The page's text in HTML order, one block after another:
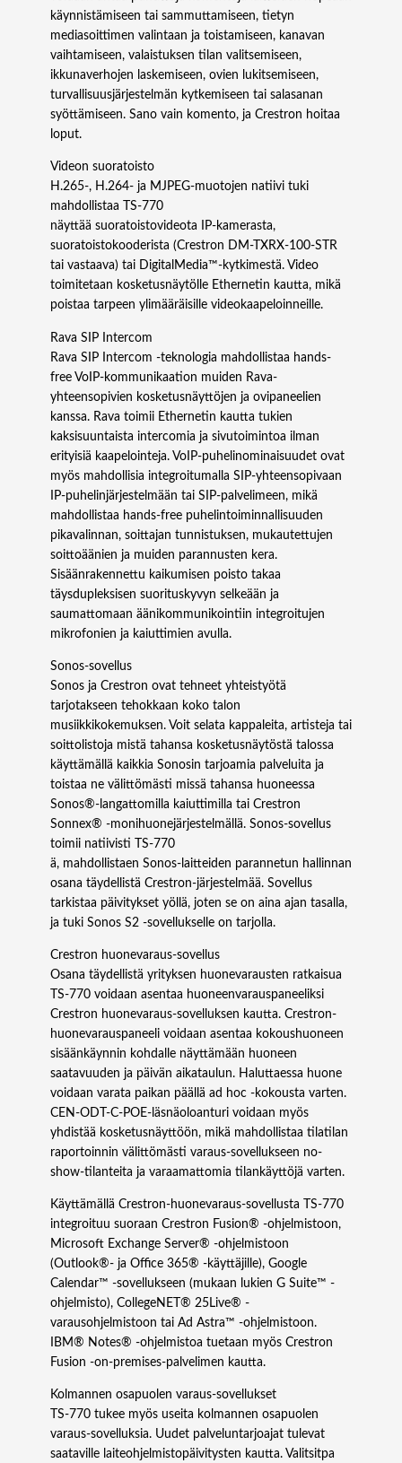
käynnistämiseen tai sammuttamiseen, tietyn
mediasoittimen valintaan ja toistamiseen, kanavan
vaihtamiseen, valaistuksen tilan valitsemiseen,
ikkunaverhojen laskemiseen, ovien lukitsemiseen,
turvallisuusjärjestelmän kytkemiseen tai salasanan
syöttämiseen. Sano vain komento, ja Crestron hoitaa
loput.
Videon suoratoisto
H.265-, H.264- ja MJPEG-muotojen natiivi tuki
mahdollistaa TS‑770
näyttää suoratoistovideota IP-kamerasta,
suoratoistokooderista (Crestron DM‑TXRX‑100‑STR
tai vastaava) tai DigitalMedia™-kytkimestä. Video
toimitetaan kosketusnäytölle Ethernetin kautta, mikä
poistaa tarpeen ylimääräisille videokaapeloinneille.
Rava SIP Intercom
Rava SIP Intercom -teknologia mahdollistaa hands-
free VoIP-kommunikaation muiden Rava-
yhteensopivien kosketusnäyttöjen ja ovipaneelien
kanssa. Rava toimii Ethernetin kautta tukien
kaksisuuntaista intercomia ja sivutoimintoa ilman
erityisiä kaapelointeja. VoIP-puhelinominaisuudet ovat
myös mahdollisia integroitumalla SIP-yhteensopivaan
IP-puhelinjärjestelmään tai SIP-palvelimeen, mikä
mahdollistaa hands-free puhelintoiminnallisuuden
pikavalinnan, soittajan tunnistuksen, mukautettujen
soittoäänien ja muiden parannusten kera.
Sisäänrakennettu kaikumisen poisto takaa
täysdupleksisen suorituskyvyn selkeään ja
saumattomaan äänikommunikointiin integroitujen
mikrofonien ja kaiuttimien avulla.
Sonos-sovellus
Sonos ja Crestron ovat tehneet yhteistyötä
tarjotakseen tehokkaan koko talon
musiikkikokemuksen. Voit selata kappaleita, artisteja tai
soittolistoja mistä tahansa kosketusnäytöstä talossa
käyttämällä kaikkia Sonosin tarjoamia palveluita ja
toistaa ne välittömästi missä tahansa huoneessa
Sonos®-langattomilla kaiuttimilla tai Crestron
Sonnex® -monihuonejärjestelmällä. Sonos-sovellus
toimii natiivisti TS‑770
ä, mahdollistaen Sonos-laitteiden parannetun hallinnan
osana täydellistä Crestron-järjestelmää. Sovellus
tarkistaa päivitykset yöllä, joten se on aina ajan tasalla,
ja tuki Sonos S2 -sovellukselle on tarjolla.
Crestron huonevaraus-sovellus
Osana täydellistä yrityksen huonevarausten ratkaisua
TS‑770 voidaan asentaa huoneenvarauspaneeliksi
Crestron huonevaraus-sovelluksen kautta. Crestron-
huonevarauspaneeli voidaan asentaa kokoushuoneen
sisäänkäynnin kohdalle näyttämään huoneen
saatavuuden ja päivän aikataulun. Haluttaessa huone
voidaan varata paikan päällä ad hoc -kokousta varten.
CEN‑ODT‑C‑POE-läsnäoloanturi voidaan myös
yhdistää kosketusnäyttöön, mikä mahdollistaa tilatilan
raportoinnin välittömästi varaus-sovellukseen no-
show-tilanteita ja varaamattomia tilankäyttöjä varten.
Käyttämällä Crestron-huonevaraus-sovellusta TS‑770
integroituu suoraan Crestron Fusion® -ohjelmistoon,
Microsoft Exchange Server® -ohjelmistoon
(Outlook®- ja Office 365® -käyttäjille), Google
Calendar™ -sovellukseen (mukaan lukien G Suite™ -
ohjelmisto), CollegeNET® 25Live® -
varausohjelmistoon tai Ad Astra™ -ohjelmistoon.
IBM® Notes® -ohjelmistoa tuetaan myös Crestron
Fusion -on-premises-palvelimen kautta.
Kolmannen osapuolen varaus-sovellukset
TS‑770 tukee myös useita kolmannen osapuolen
varaus-sovelluksia. Uudet palveluntarjoajat tulevat
saataville laiteohjelmistopäivitysten kautta. Valitsitpa